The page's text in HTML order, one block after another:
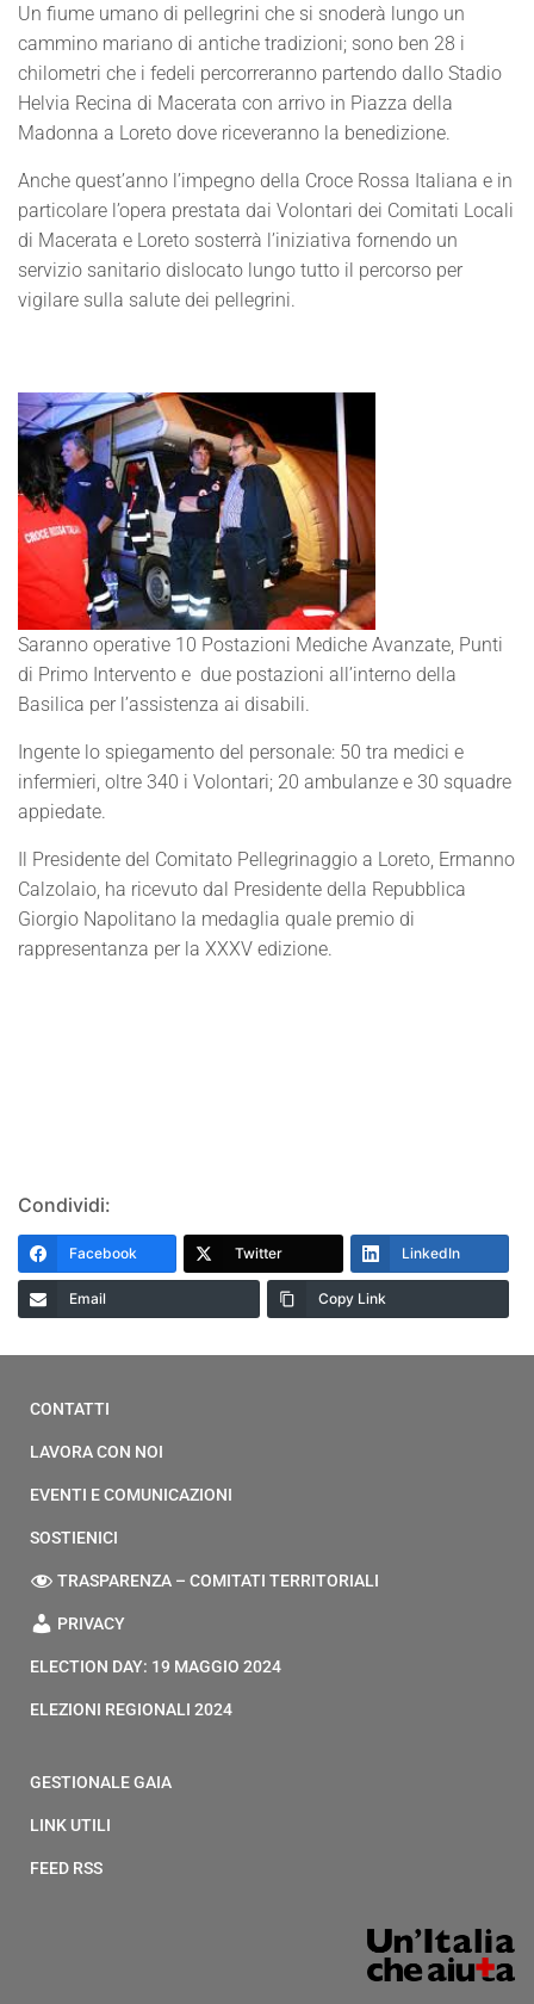
Un fiume umano di pellegrini che si snoderà lungo un
cammino mariano di antiche tradizioni; sono ben 28 i
chilometri che i fedeli percorreranno partendo dallo Stadio
Helvia Recina di Macerata con arrivo in Piazza della
Madonna a Loreto dove riceveranno la benedizione.
Anche quest’anno l’impegno della Croce Rossa Italiana e in
particolare l’opera prestata dai Volontari dei Comitati Locali
di Macerata e Loreto sosterrà l’iniziativa fornendo un
servizio sanitario dislocato lungo tutto il percorso per
vigilare sulla salute dei pellegrini.
Saranno operative 10 Postazioni Mediche Avanzate, Punti
di Primo Intervento e due postazioni all’interno della
Basilica per l’assistenza ai disabili.
Ingente lo spiegamento del personale: 50 tra medici e
infermieri, oltre 340 i Volontari; 20 ambulanze e 30 squadre
appiedate.
Il Presidente del Comitato Pellegrinaggio a Loreto, Ermanno
Calzolaio, ha ricevuto dal Presidente della Repubblica
Giorgio Napolitano la medaglia quale premio di
rappresentanza per la XXXV edizione.
Condividi:
Facebook Twitter LinkedIn
Email Copy Link
CONTATTI
LAVORA CON NOI
EVENTI E COMUNICAZIONI
SOSTIENICI
TRASPARENZA – COMITATI TERRITORIALI
PRIVACY
ELECTION DAY: 19 MAGGIO 2024
ELEZIONI REGIONALI 2024
GESTIONALE GAIA
LINK UTILI
FEED RSS